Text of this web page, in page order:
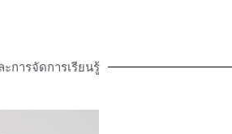
การจัดการเรียนรู้